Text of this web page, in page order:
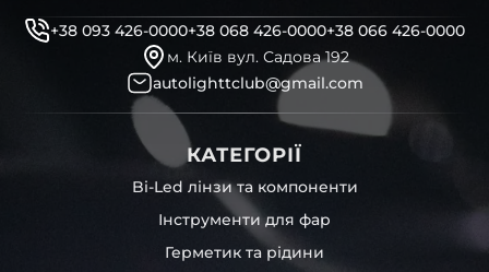
+38 093 426-0000+38 068 426-0000+38 066 426-0000
м. Київ вул. Садова 192
autolighttclub@gmail.com
КАТЕГОРІЇ
Bi-Led лінзи та компоненти
Інструменти для фар
Герметик та рідини